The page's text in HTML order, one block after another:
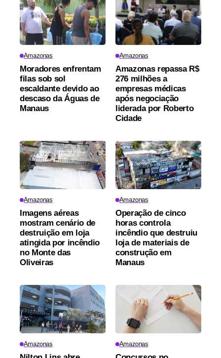
Amazonas
Moradores enfrentam
filas sob sol
escaldante devido ao
descaso da Águas de
Manaus
Amazonas
Amazonas repassa R$
276 milhões a
empresas médicas
após negociação
liderada por Roberto
Cidade
Amazonas
Imagens aéreas
mostram cenário de
destruição em loja
atingida por incêndio
no Monte das
Oliveiras
Amazonas
Operação de cinco
horas controla
incêndio que destruiu
loja de materiais de
construção em
Manaus
Amazonas Amazonas